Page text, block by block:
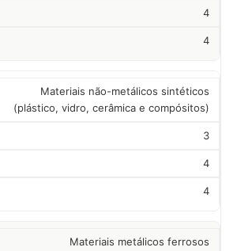
4
4
Materiais não-metálicos sintéticos
(plástico, vidro, cerâmica e compósitos)
3
4
4
Materiais metálicos ferrosos